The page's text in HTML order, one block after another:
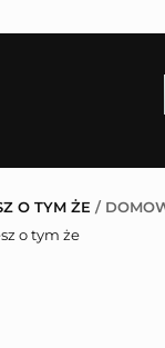
O TYM ŻE /
o tym że